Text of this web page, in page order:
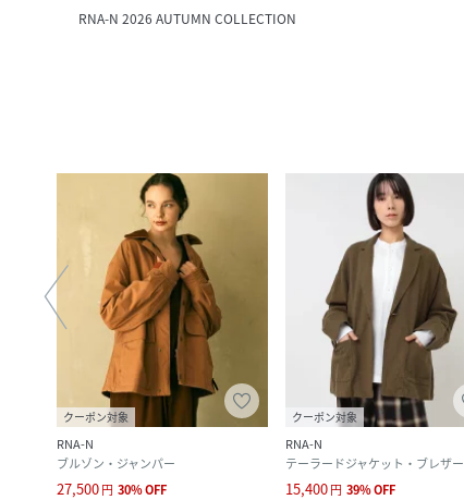
RNA-N 2026 AUTUMN COLLECTION
クーポン対象
RNA-N
ブルゾン・ジャンパー
27,500円 30%OFF
クーポン対象
RNA-N
テーラードジャケット・ブレザー
15,400円 39%OFF